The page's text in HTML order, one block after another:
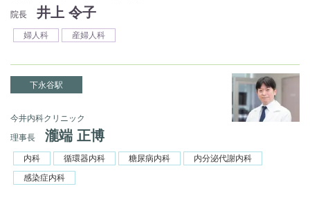
院長
井上 令子
婦人科 産婦人科
下永谷駅
今井内科クリニック
理事長
瀧端 正博
内科 循環器内科 糖尿病内科
内分泌代謝内科
感染症内科